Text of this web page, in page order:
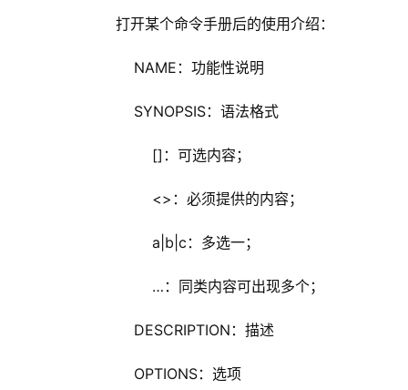
打开某个命令手册后的使用介绍：
NAME：功能性说明
SYNOPSIS：语法格式
[]：可选内容；
<>：必须提供的内容；
a|b|c：多选一；
…：同类内容可出现多个；
DESCRIPTION：描述
OPTIONS：选项